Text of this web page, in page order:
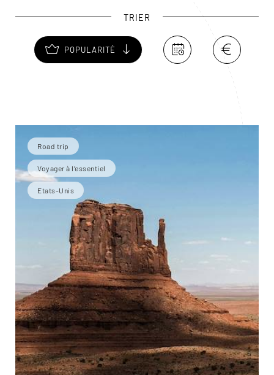
TRIER
POPULARITÉ
Road trip
Voyager à l’essentiel
Etats-Unis